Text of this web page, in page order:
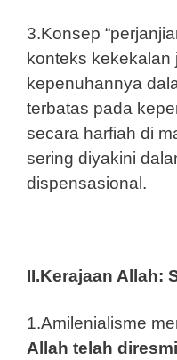
3.Konsep
konteks kekekalan
kepenuhannya
terbatas pada
secara harfiah di
sering diyakini
dispensasional.
II.Kerajaan Allah:
1.Amilenialisme
Allah telah